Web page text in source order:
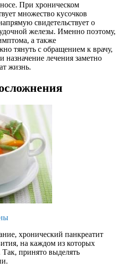
При хроническом
множество кусочков
свидетельствует о
железы. Именно поэтому,
а также
тянуть с обращением к врачу,
назначение лечения заметно
жизнь.
хронический панкреатит
на каждом из которых
принято выделять